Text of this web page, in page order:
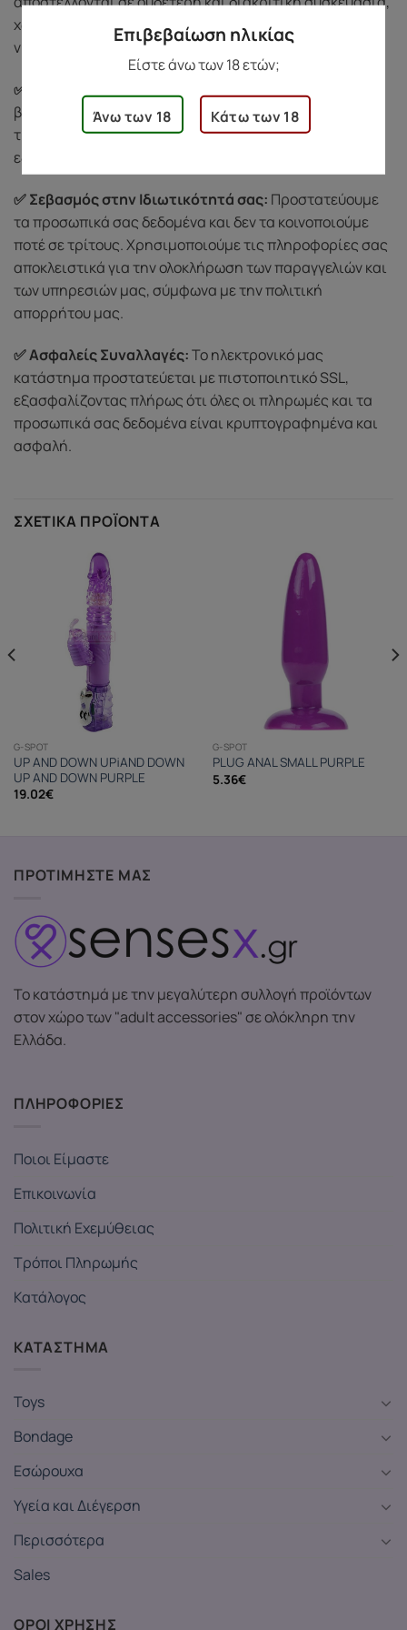
χωρίς λογότυπα ή ενδείξεις περιεχομένου, για να
νιώσετε άνετα κατά την παραλαβή.
✅ Εξυπηρέτηση Πελατών:
βοήθεια, μπορείτε να επικοινωνήσετε μαζί μας
τηλεφωνικά στο69 3721 1519. Θα χαρούμε να σας
εξυπηρετήσουμε με διακριτικότητα και σεβασμό.
✅ Σεβασμός στην Ιδιωτικότητά σας: Προστατεύουμε
τα προσωπικά σας δεδομένα και δεν τα κοινοποιούμε
ποτέ σε τρίτους. Χρησιμοποιούμε τις πληροφορίες σας
αποκλειστικά για την ολοκλήρωση των παραγγελιών και
των υπηρεσιών μας, σύμφωνα με την πολιτική
απορρήτου μας.
✅ Ασφαλείς Συναλλαγές:Το ηλεκτρονικό μας
κατάστημα προστατεύεται με πιστοποιητικό SSL,
εξασφαλίζοντας πλήρως ότι όλες οι πληρωμές και τα
προσωπικά σας δεδομένα είναι κρυπτογραφημένα και
ασφαλή.
ΣΧΕΤΙΚΆ ΠΡΟΪΌΝΤΑ
G-SPOT
UP AND DOWN UP¡AND DOWN
UP AND DOWN PURPLE
19.02€
G-SPOT
PLUG ANAL SMALL PURPLE
5.36€
ΠΡΟΤΙΜΗΣΤΕ ΜΑΣ
Το κατάστημά με την μεγαλύτερη συλλογή προϊόντων
στον χώρο των "adult accessories" σε ολόκληρη την
Ελλάδα.
ΠΛΗΡΟΦΟΡΙΕΣ
Ποιοι Είμαστε
Επικοινωνία
Πολιτική Εχεμύθειας
Τρόποι Πληρωμής
Κατάλογος
ΚΑΤΑΣΤΗΜΑ
Toys
Bondage
Εσώρουχα
Υγεία και Διέγερση
Περισσότερα
Sales
ΟΡΟΙ ΧΡΗΣΗΣ
Επιβεβαίωση ηλικίας
Είστε άνω των 18 ετών;
Άνω των 18 Κάτω των 18